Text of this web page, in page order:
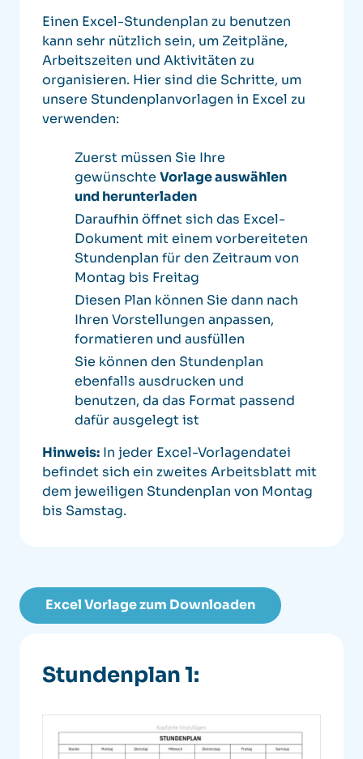
Einen Excel-Stundenplan zu benutzen
kann sehr nützlich sein, um Zeitpläne,
Arbeitszeiten und Aktivitäten zu
organisieren. Hier sind die Schritte, um
unsere Stundenplanvorlagen in Excel zu
verwenden:
Zuerst müssen Sie Ihre
gewünschte Vorlage auswählen
und herunterladen
Daraufhin öffnet sich das Excel-
Dokument mit einem vorbereiteten
Stundenplan für den Zeitraum von
Montag bis Freitag
Diesen Plan können Sie dann nach
Ihren Vorstellungen anpassen,
formatieren und ausfüllen
Sie können den Stundenplan
ebenfalls ausdrucken und
benutzen, da das Format passend
dafür ausgelegt ist
Hinweis: In jeder Excel-Vorlagendatei
befindet sich ein zweites Arbeitsblatt mit
dem jeweiligen Stundenplan von Montag
bis Samstag.
Excel Vorlage zum Downloaden
Stundenplan 1: